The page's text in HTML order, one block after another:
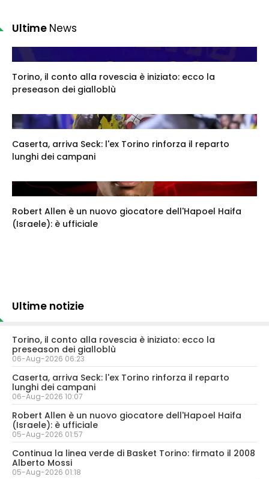
Ultime News
Torino, il conto alla rovescia è iniziato: ecco la
preseason dei gialloblù
Caserta, arriva Seck: l'ex Torino rinforza il reparto
lunghi dei campani
Robert Allen è un nuovo giocatore dell'Hapoel Haifa
(Israele): è ufficiale
Ultime notizie
Torino, il conto alla rovescia è iniziato: ecco la
preseason dei gialloblù
06-Aug-2026 06:23
Caserta, arriva Seck: l'ex Torino rinforza il reparto
lunghi dei campani
06-Aug-2026 10:07
Robert Allen è un nuovo giocatore dell'Hapoel Haifa
(Israele): è ufficiale
05-Aug-2026 01:57
Continua la linea verde di Basket Torino: firmato il 2008
Alberto Mossi
05-Aug-2026 01:18